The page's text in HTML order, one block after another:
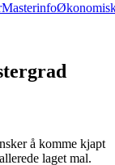
Masterinfo
å komme kjapt
laget mal.